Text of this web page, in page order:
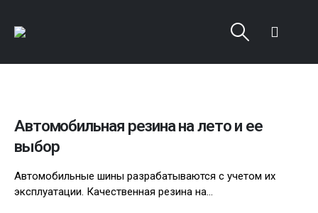
Автомобильная резина на лето и ее
выбор
Автомобильные шины разрабатываются с учетом их
эксплуатации. Качественная резина на...